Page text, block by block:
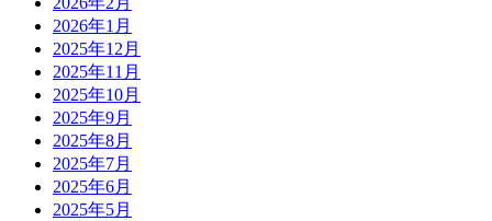
2026年1月
2025年12月
2025年11月
2025年10月
2025年9月
2025年8月
2025年7月
2025年6月
2025年5月